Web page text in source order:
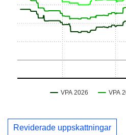
Reviderade uppskattningar